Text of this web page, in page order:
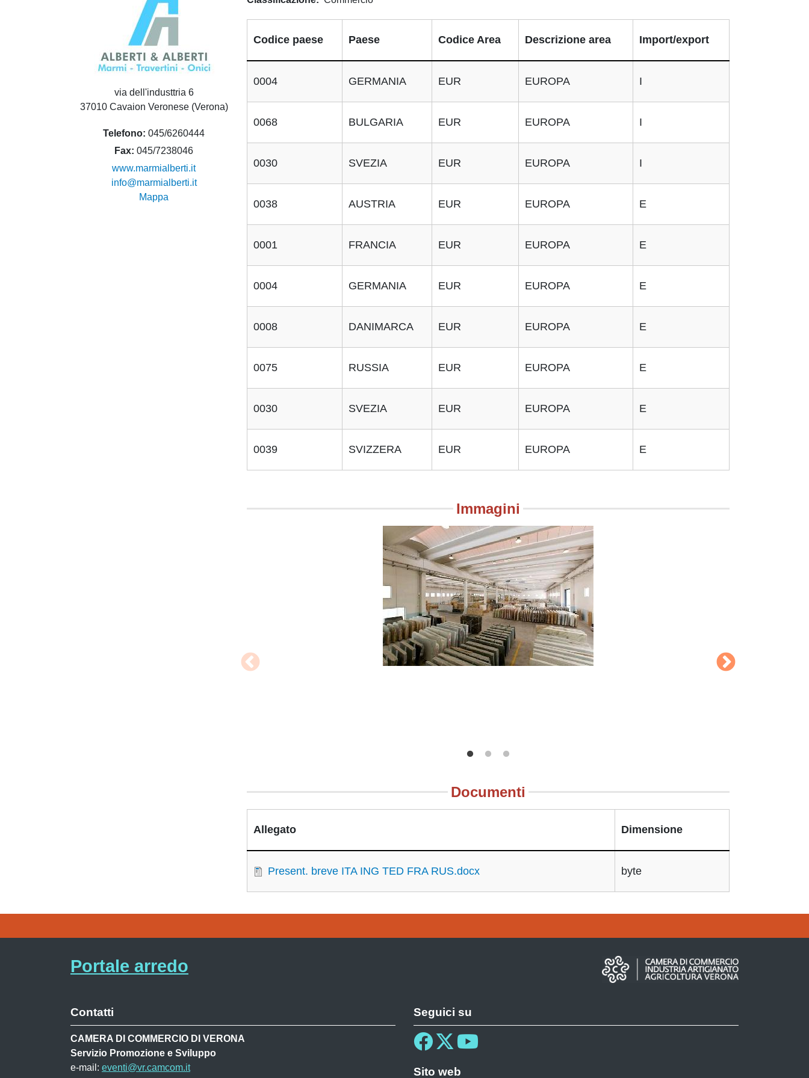
via dell'industtria 6
37010 Cavaion Veronese (Verona)
Telefono 045/6260444
Fax 045/7238046
www.marmialberti.it
info@marmialberti.it
Mappa
Codice paese Paese Codice Area Descrizione area Import/export
0004 GERMANIA EUR EUROPA I
0068 BULGARIA EUR EUROPA I
0030 SVEZIA EUR EUROPA I
0038 AUSTRIA EUR EUROPA E
0001 FRANCIA EUR EUROPA E
0004 GERMANIA EUR EUROPA E
0008 DANIMARCA EUR EUROPA E
0075 RUSSIA EUR EUROPA E
0030 SVEZIA EUR EUROPA E
0039 SVIZZERA EUR EUROPA E
Immagini
Documenti
Allegato Dimensione
Present. breve ITA ING TED FRA RUS.docx byte
Portale arredo
Contatti
CAMERA DI COMMERCIO DI VERONA
Servizio Promozione e Sviluppo
e-mail: eventi@vr.camcom.it
Seguici su
Sito web